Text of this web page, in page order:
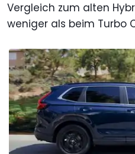
Vergleich zum alten
weniger als beim Turbo